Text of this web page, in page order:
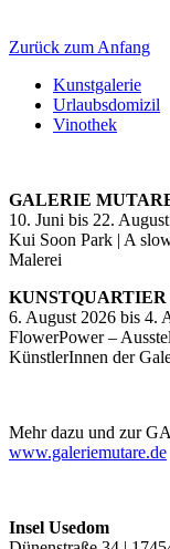
Zurück zum Anfang
Kunstgalerie
Urlaubsdomizil
Vinothek
GALERIE
10. Juni bis 22. August
Kui Soon Park | A
Malerei
KUNSTQUARTIER
6. August 2026 bis 4.
FlowerPower –
KünstlerInnen der
Mehr dazu und zur
www.galeriemutare.de
Insel Usedom